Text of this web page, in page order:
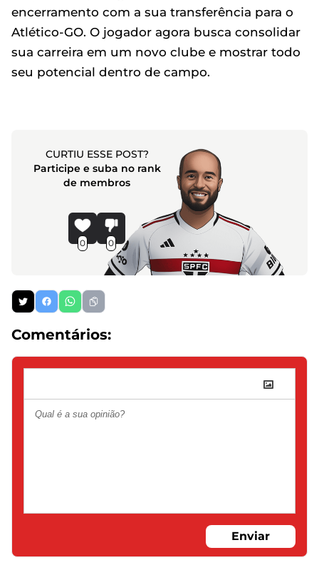
encerramento com a sua transferência para o
Atlético-GO. O jogador agora busca consolidar
sua carreira em um novo clube e mostrar todo
seu potencial dentro de campo.
CURTIU ESSE POST?
Participe e suba no rank
de membros
0 0
Comentários:
Enviar